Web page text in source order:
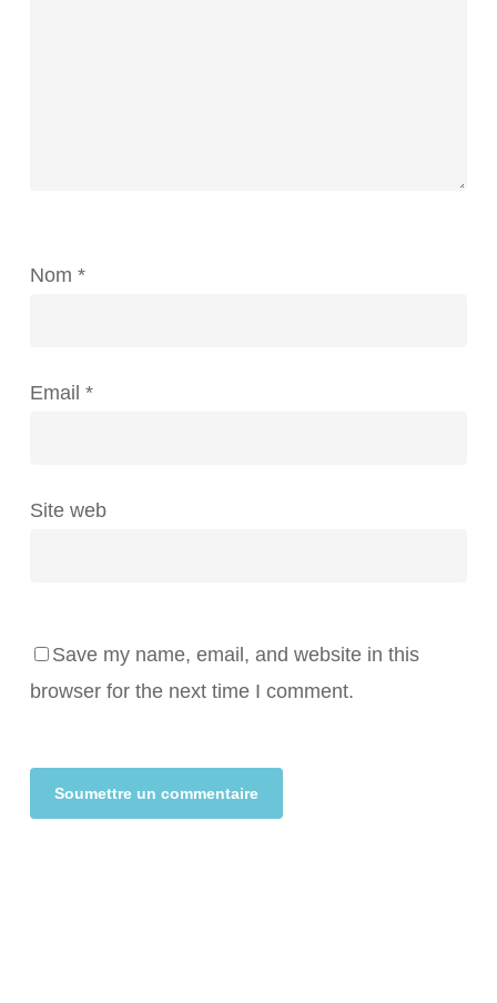
Nom *
Email *
Site web
Save my name, email, and website in this
browser for the next time I comment.